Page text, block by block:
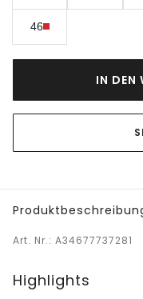
46
IN DEN
Art. Nr.: A34677737281
Highlights